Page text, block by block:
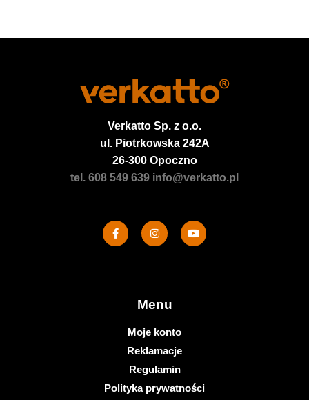
Verkatto Sp. z o.o.
ul. Piotrkowska 242A
26-300 Opoczno
tel. 608 549 639 info@verkatto.pl
Menu
Moje konto
Reklamacje
Regulamin
Polityka prywatności